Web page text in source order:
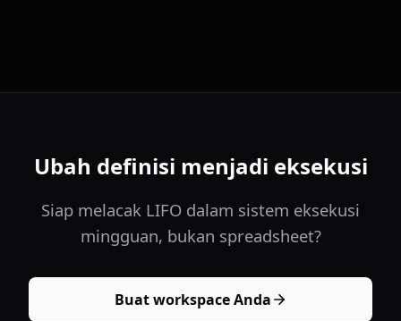
Ubah definisi menjadi eksekusi
Siap melacak LIFO dalam sistem eksekusi
mingguan, bukan spreadsheet?
Buat workspace Anda